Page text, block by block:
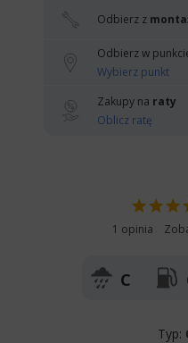
Odbierz z
Odbierz w
Wybierz punkt
Zakupy na raty
Oblicz ratę
1 opinia
C
Typ: